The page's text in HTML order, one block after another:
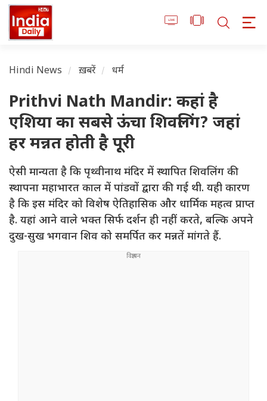
Hindi News ख़बरें धर्म
Prithvi Nath Mandir: कहां है
एशिया का सबसे ऊंचा शिवलिंग? जहां
हर मन्नत होती है पूरी
ऐसी मान्यता है कि पृथ्वीनाथ मंदिर में स्थापित शिवलिंग की
स्थापना महाभारत काल में पांडवों द्वारा की गई थी. यही कारण
है कि इस मंदिर को विशेष ऐतिहासिक और धार्मिक महत्व प्राप्त
है. यहां आने वाले भक्त सिर्फ दर्शन ही नहीं करते, बल्कि अपने
दुख-सुख भगवान शिव को समर्पित कर मन्नतें मांगते हैं.